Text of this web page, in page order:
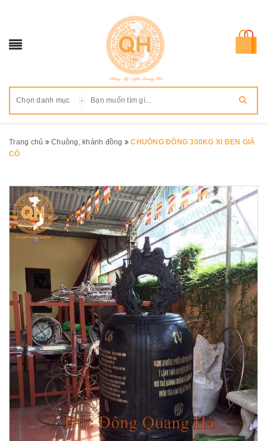
Chọn danh mục
Trang chủ Chuông, khánh đồng
CHUÔNG ĐỒNG 300KG XI ĐEN GIẢ
CỔ